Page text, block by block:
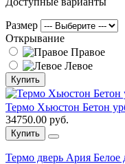
Размер
Открывание
Правое
Левое
Купить
Термо Хьюстон Бетон
34750.00 руб.
Купить
Термо дверь Ария Белое